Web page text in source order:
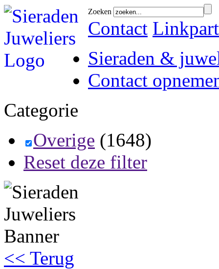
Zoeken
Contact
Sieraden &
Contact
Categorie
Overige (1648)
Reset deze filter
<< Terug